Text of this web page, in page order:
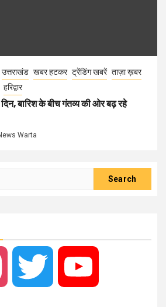
उत्तराखंड खबर हटकर ट्रेंडिंग खबरें ताज़ा ख़बर
हरिद्वार
बारिश के बीच गंतव्य की ओर बढ़ रहे
Warta
Instagram Twitter